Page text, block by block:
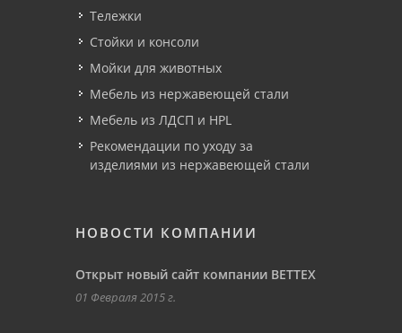
Тележки
Стойки и консоли
Мойки для животных
Мебель из нержавеющей стали
Мебель из ЛДСП и HPL
Рекомендации по уходу за
изделиями из нержавеющей стали
НОВОСТИ КОМПАНИИ
Открыт новый сайт компании ВЕТТЕХ
01 Февраля 2015 г.